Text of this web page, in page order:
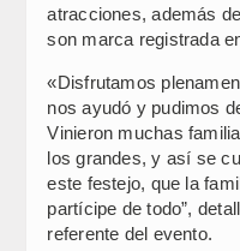
atracciones, además
son marca registrada
«Disfrutamos
nos ayudó y pudimos
Vinieron muchas
los grandes, y así se
este festejo, que la
partícipe de todo”,
referente del evento.